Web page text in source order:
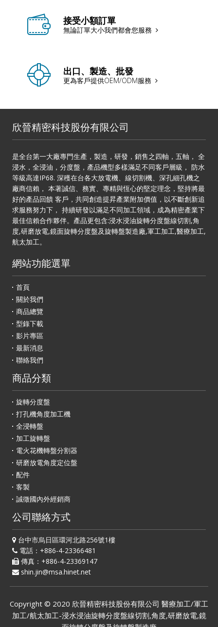
接受小額訂單
無論訂單大小我們都會您服務
出口、製造、批發
更為客戶提供OEM/ODM服務
欣晉精密科技股份有限公司
是全台第一大廠專門生產，製造，研發，銷售之四軸，五軸， 全
浸水，全浸油，分度盤，產品機型多樣滿足不同客戶層級， 防水
等級高達IP68. 深穫在台各大放電機、線切割機、深孔細孔機之
廠商信賴， 本著誠信、務實、專精與恆心的堅定理念，堅持將最
好的產品回饋 客戶，共同創造提昇產業附加價值，以不斷創新追
求服務努力下， 持續研發以滿足不同加工領域，成為精密產業下
最佳信賴合作夥伴。產品更包含:浸水浸油旋轉分度盤線切割,角
度,研磨放電,鏡面旋轉分度盤及旋轉盤製造廠,軍工加工,醫療加工,
航太加工。
網站功能選單
首頁
關於我們
商品總覽
型錄下載
影片專區
最新消息
聯絡我們
商品分類
旋轉分度盤
打孔機角度加工機
全浸轉盤
加工旋轉盤
電火花機轉盤分割器
研磨放電角度定位盤
配件
客製
誠徵國內外經銷商
公司聯絡方式
台中市烏日區環河北路256號1樓
電話：+886-4-23366481
傳真：+886-4-23369147
shin.jin@msa.hinet.net
Copyright © 2020 欣晉精密科技股份有限公司 醫療加工/軍工
加工/航太加工-浸水浸油旋轉分度盤線切割,角度,研磨放電,鏡